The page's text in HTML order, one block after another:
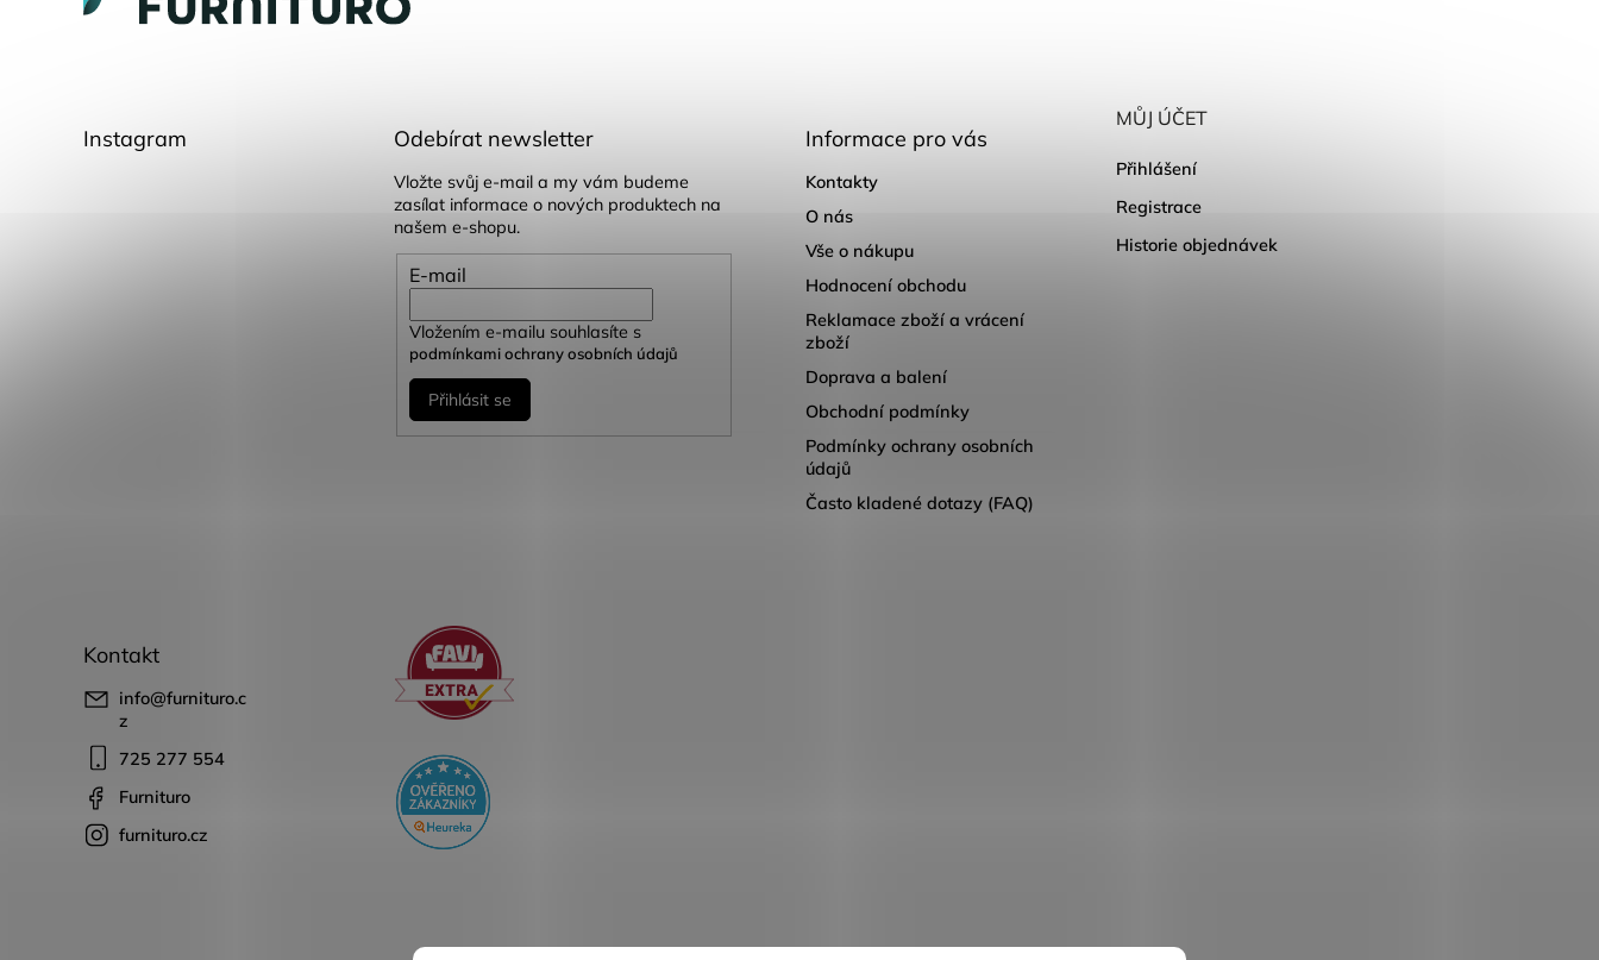
Instagram Odebírat newsletter
Vložte svůj e-mail a my vám budeme
zasílat informace o nových produktech na
našem e-shopu.
E-mail
Vložením e-mailu souhlasíte s
podmínkami ochrany osobních údajů
Přihlásit se
Informace pro vás
Kontakty
O nás
Vše o nákupu
Hodnocení obchodu
Reklamace zboží a vrácení
zboží
Doprava a balení
Obchodní podmínky
Podmínky ochrany osobních
údajů
Často kladené dotazy (FAQ)
MŮJ ÚČET
Přihlášení
Registrace
Historie objednávek
Kontakt
info@furnituro.c
z
725 277 554
Furnituro
furnituro.cz